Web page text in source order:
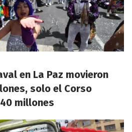
en La Paz movieron
solo el Corso
millones